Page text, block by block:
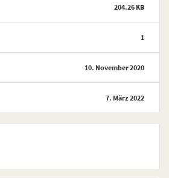
204.26 KB
1
10. November 2020
7. März 2022